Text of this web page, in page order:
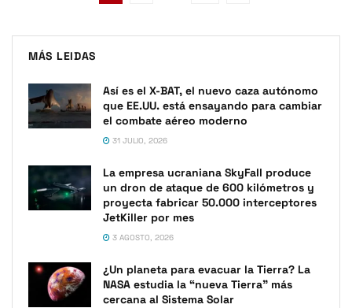
MÁS LEIDAS
Así es el X-BAT, el nuevo caza autónomo
que EE.UU. está ensayando para cambiar
el combate aéreo moderno
31 JULIO, 2026
La empresa ucraniana SkyFall produce
un dron de ataque de 600 kilómetros y
proyecta fabricar 50.000 interceptores
JetKiller por mes
3 AGOSTO, 2026
¿Un planeta para evacuar la Tierra? La
NASA estudia la “nueva Tierra” más
cercana al Sistema Solar